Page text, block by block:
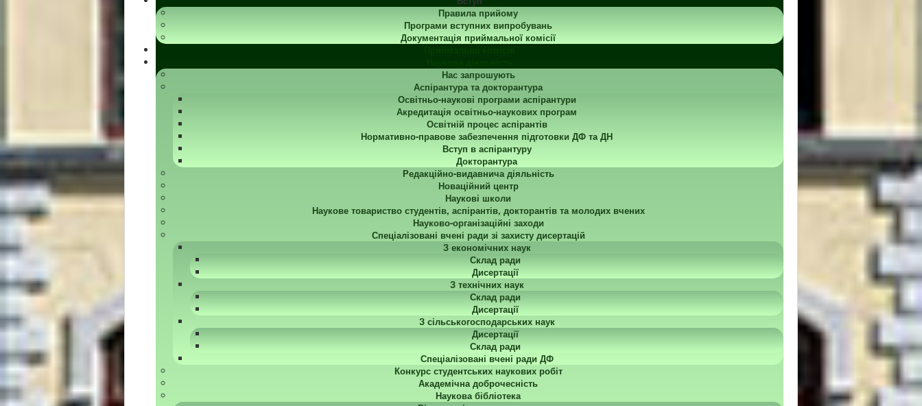
Правила прийому
Програми вступних випробувань
Документація приймальної комісії
Нас запрошують
Аспірантура та докторантура
Освітньо-наукові програми аспірантури
Акредитація освітньо-наукових програм
Освітній процес аспірантів
Нормативно-правове забезпечення підготовки ДФ та ДН
Вступ в аспірантуру
Докторантура
Редакційно-видавнича діяльність
Новаційний центр
Наукові школи
Наукове товариство студентів, аспірантів, докторантів та молодих вчених
Науково-організаційні заходи
Спеціалізовані вчені ради зі захисту дисертацій
З економічних наук
Склад ради
Дисертації
З технічних наук
Склад ради
Дисертації
З сільськогосподарських наук
Дисертації
Склад ради
Спеціалізовані вчені ради ДФ
Конкурс студентських наукових робіт
Академічна доброчесність
Наукова бібліотека